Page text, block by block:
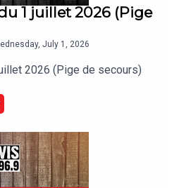
1 juillet 2026 (Pige
July 1, 2026
IROCK24/7 du 1 juillet 2026 (Pige de secours)